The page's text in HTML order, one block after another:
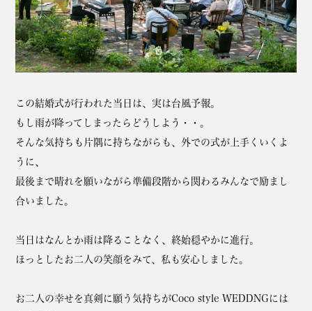
この結婚式が行われた当日は、実は台風予報。
もし雨が降ってしまったらどうしよう・・。
そんな気持ちも片隅に持ちながらも、外での式が上手くいくよ
うに、
最後まで晴れを願いながら準備段階から関わるみんなで励まし
合いました。
当日はなんとか雨は降ることなく、終始穏やかに進行。
ほっとしたお二人の笑顔をみて、私も安心しました。
お二人の幸せを真剣に願う気持ちがCoco style WEDDNGには